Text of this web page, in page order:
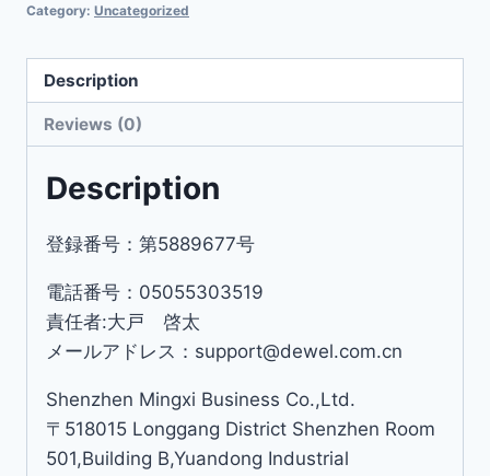
Category: Uncategorized
Description
Reviews (0)
Description
登録番号：第5889677号
電話番号：05055303519
責任者:大戸 啓太
メールアドレス：support@dewel.com.cn
Shenzhen Mingxi Business Co.,Ltd.
〒518015 Longgang District Shenzhen Room
501,Building B,Yuandong Industrial